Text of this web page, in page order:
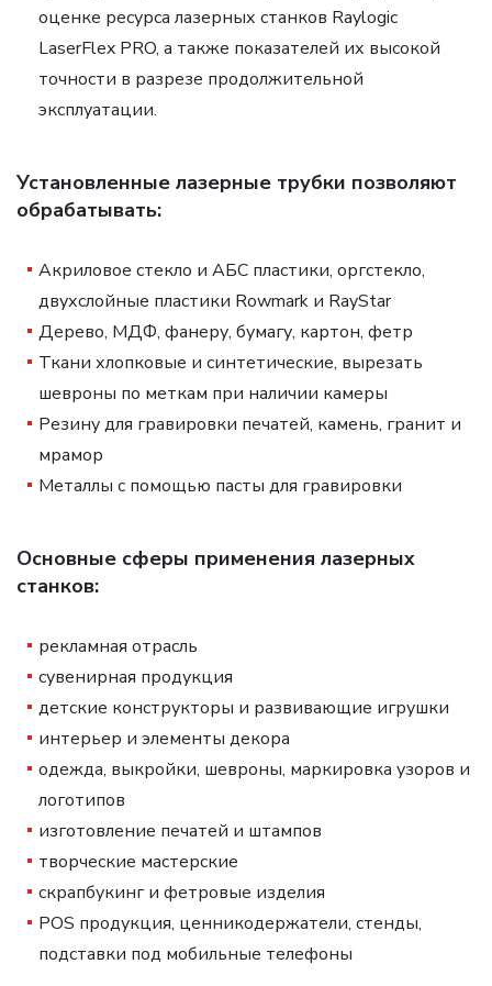
оценке ресурса лазерных станков Raylogic
LaserFlex PRO, а также показателей их высокой
точности в разрезе продолжительной
эксплуатации.
Установленные лазерные трубки позволяют
обрабатывать:
Акриловое стекло и АБС пластики, оргстекло,
двухслойные пластики Rowmark и RayStar
Дерево, МДФ, фанеру, бумагу, картон, фетр
Ткани хлопковые и синтетические, вырезать
шевроны по меткам при наличии камеры
Резину для гравировки печатей, камень, гранит и
мрамор
Металлы с помощью пасты для гравировки
Основные сферы применения лазерных
станков:
рекламная отрасль
сувенирная продукция
детские конструкторы и развивающие игрушки
интерьер и элементы декора
одежда, выкройки, шевроны, маркировка узоров и
логотипов
изготовление печатей и штампов
творческие мастерские
скрапбукинг и фетровые изделия
POS продукция, ценникодержатели, стенды,
подставки под мобильные телефоны